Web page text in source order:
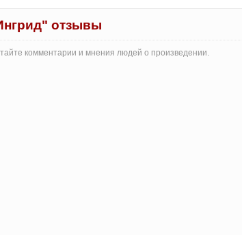
отзывы
комментарии и мнения людей о произведении.